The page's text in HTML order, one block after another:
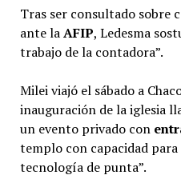
Tras ser consultado sobre
ante laAFIP, Ledesma
trabajo de la contadora”.
Milei viajó el sábado a
inauguración de la iglesia
un evento privado con
templo con capacidad
tecnología de punta”.